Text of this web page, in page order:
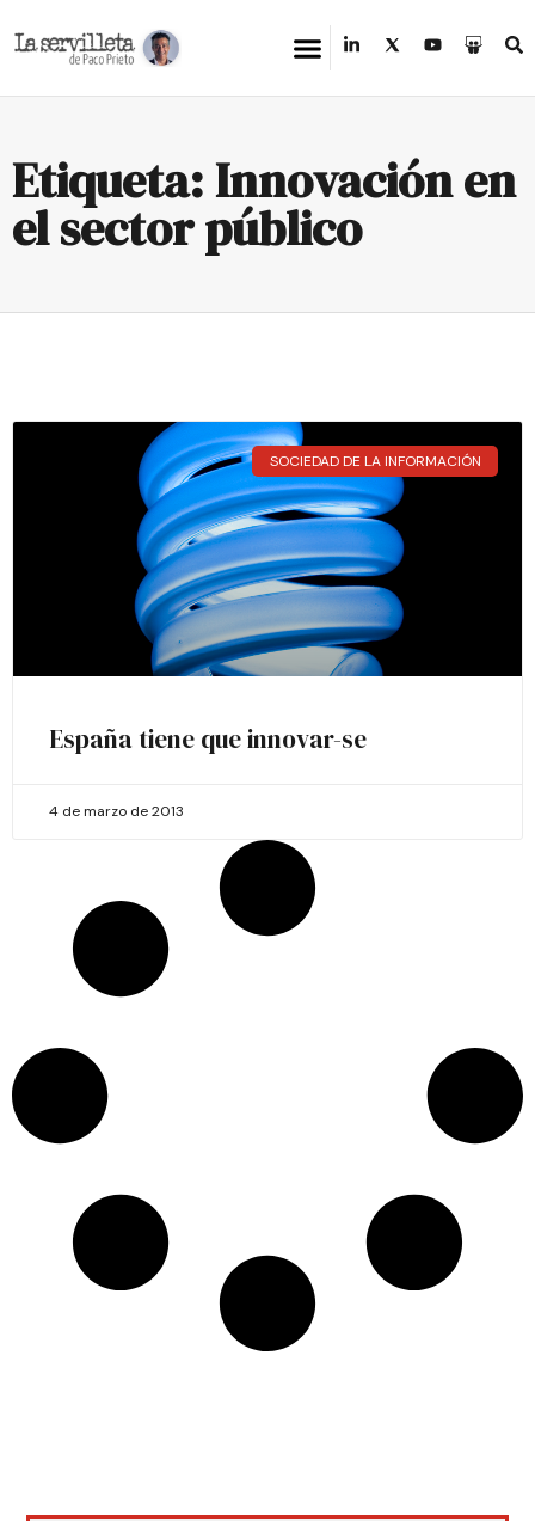
Etiqueta: Innovación en
el sector público
SOCIEDAD DE LA INFORMACIÓN
España tiene que innovar-se
4 de marzo de 2013